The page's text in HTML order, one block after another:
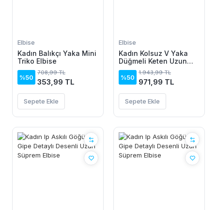
Elbise
Kadın Balıkçı Yaka Mini
Triko Elbise
%50
708,99 TL
353,99 TL
Sepete Ekle
Elbise
Kadın Kolsuz V Yaka
Düğmeli Keten Uzun
Elbise
%50
1.943,99 TL
971,99 TL
Sepete Ekle